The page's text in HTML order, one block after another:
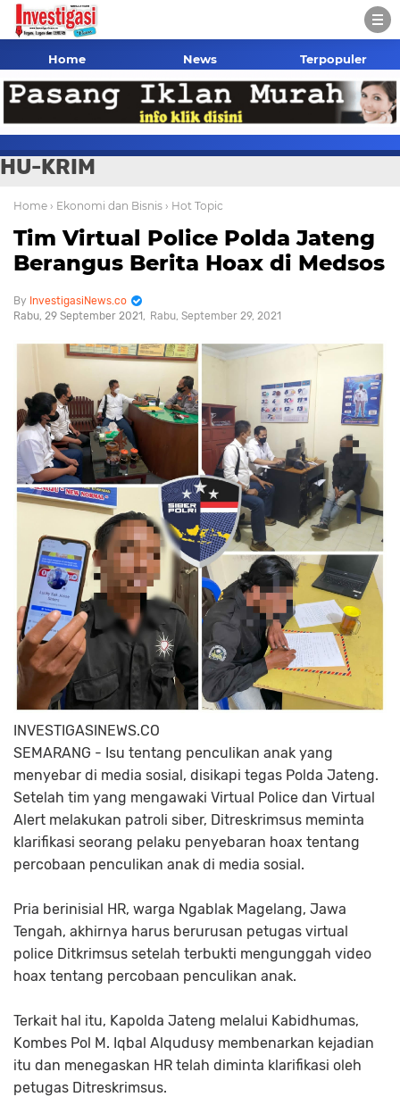
Home News Terpopuler
HU-KRIM
Home › Ekonomi dan Bisnis › Hot Topic
Tim Virtual Police Polda Jateng
Berangus Berita Hoax di Medsos
InvestigasiNews.co
Rabu, 29 September 2021
Rabu, September 29, 2021
INVESTIGASINEWS.CO
SEMARANG - Isu tentang penculikan anak yang
menyebar di media sosial, disikapi tegas Polda Jateng.
Setelah tim yang mengawaki Virtual Police dan Virtual
Alert melakukan patroli siber, Ditreskrimsus meminta
klarifikasi seorang pelaku penyebaran hoax tentang
percobaan penculikan anak di media sosial.
Pria berinisial HR, warga Ngablak Magelang, Jawa
Tengah, akhirnya harus berurusan petugas virtual
police Ditkrimsus setelah terbukti mengunggah video
hoax tentang percobaan penculikan anak.
Terkait hal itu, Kapolda Jateng melalui Kabidhumas,
Kombes Pol M. Iqbal Alqudusy membenarkan kejadian
itu dan menegaskan HR telah diminta klarifikasi oleh
petugas Ditreskrimsus.